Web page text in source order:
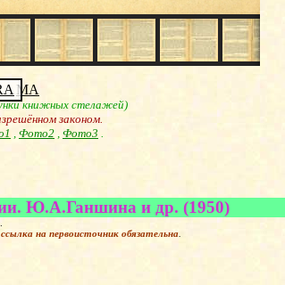
MA
книжных стелажей)
законом.
, Фото2 , Фото3 .
Ю.А.Ганшина и др. (1950)
ссылка на первоисточник обязательна